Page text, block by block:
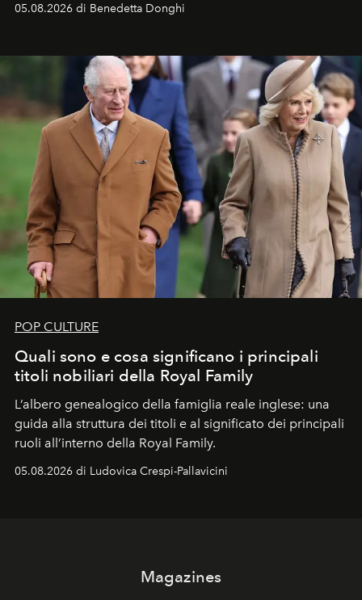
05.08.2026 di Benedetta Donghi
POP CULTURE
Quali sono e cosa significano i principali
titoli nobiliari della Royal Family
L’albero genealogico della famiglia reale inglese: una
guida alla struttura dei titoli e al significato dei principali
ruoli all’interno della Royal Family.
05.08.2026 di Ludovica Crespi-Pallavicini
Magazines